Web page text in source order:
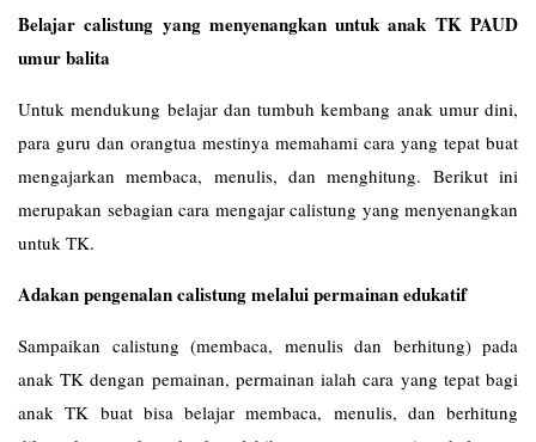
Belajar calistung yang menyenangkan untuk anak TK PAUD
umur balita
Untuk mendukung belajar dan tumbuh kembang anak umur dini,
para guru dan orangtua mestinya memahami cara yang tepat buat
mengajarkan membaca, menulis, dan menghitung. Berikut ini
merupakan sebagian cara mengajar calistung yang menyenangkan
untuk TK.
Adakan pengenalan calistung melalui permainan edukatif
Sampaikan calistung (membaca, menulis dan berhitung) pada
anak TK dengan pemainan, permainan ialah cara yang tepat bagi
anak TK buat bisa belajar membaca, menulis, dan berhitung